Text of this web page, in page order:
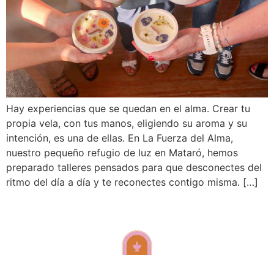
Hay experiencias que se quedan en el alma. Crear tu
propia vela, con tus manos, eligiendo su aroma y su
intención, es una de ellas. En La Fuerza del Alma,
nuestro pequeño refugio de luz en Mataró, hemos
preparado talleres pensados para que desconectes del
ritmo del día a día y te reconectes contigo misma. […]